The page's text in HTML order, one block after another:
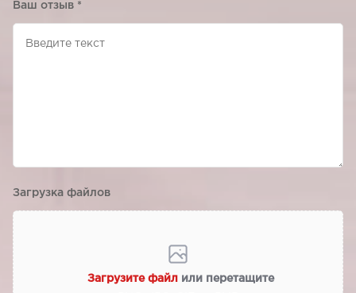
Ваш отзыв *
Загрузка файлов
Загрузите файл или перетащите